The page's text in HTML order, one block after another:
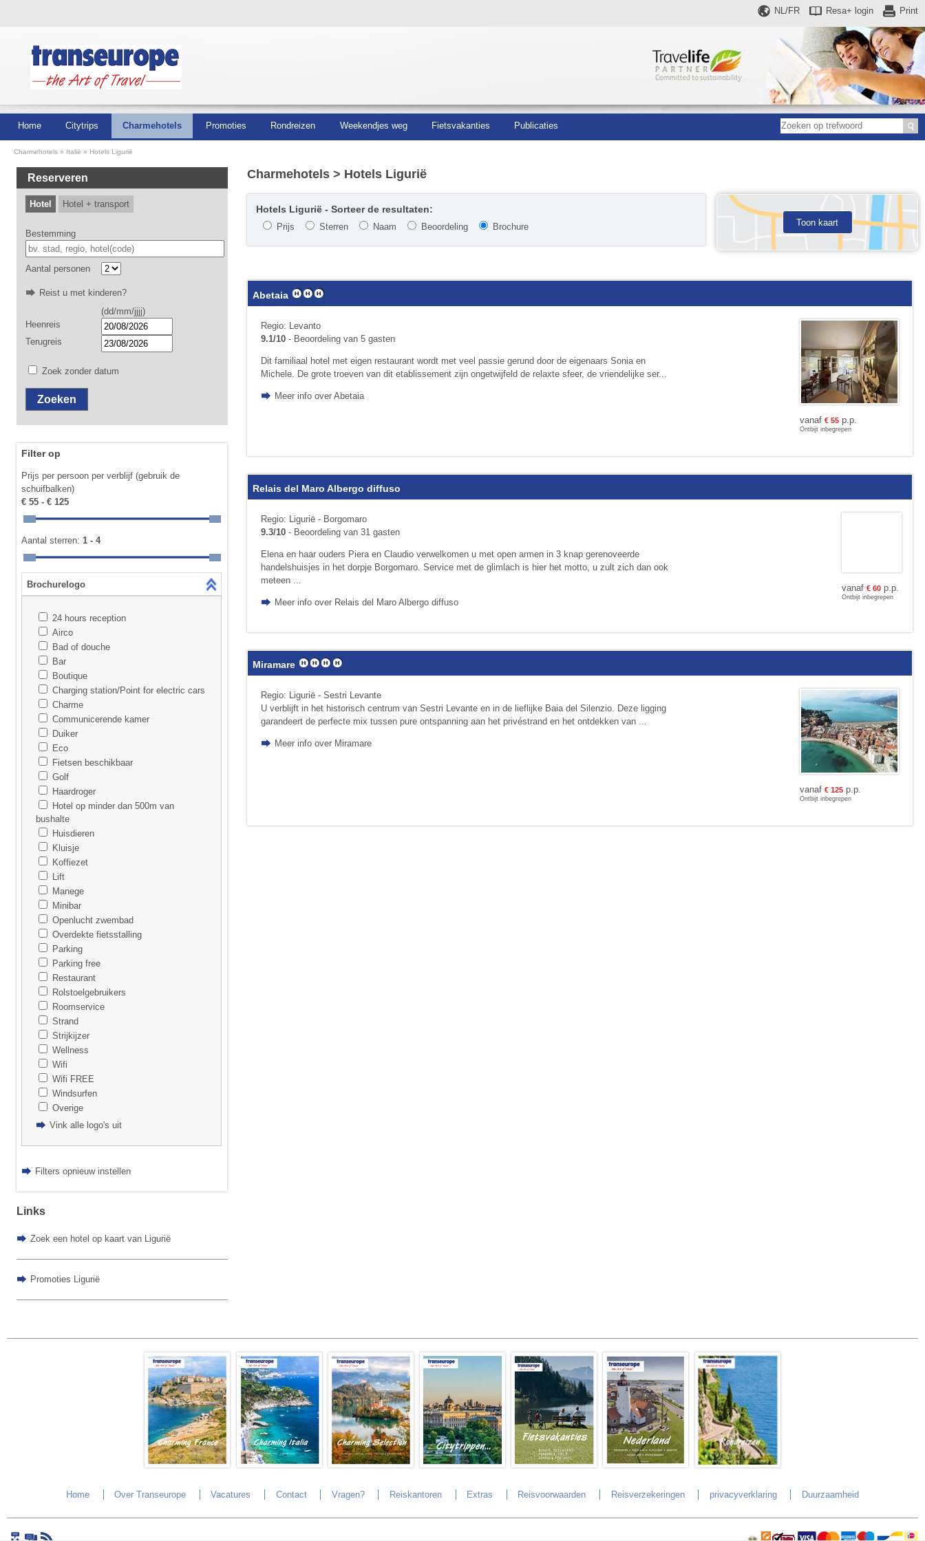
Print
Resa+ login
NL/FR
Home Citytrips Charmehotels Promoties Rondreizen Weekendjes weg Fietsvakanties Publicaties
Charmehotels Italië Hotels Ligurië
Reserveren
Hotel Hotel + transport
Bestemming
Aantal personen
Reist u met kinderen?
(dd/mm/jjjj)
Heenreis
Terugreis
Zoek zonder datum
Filter op
Prijs per persoon per verblijf (gebruik de
schuifbalken)
€ 55 - € 125
Aantal sterren:1 - 4
Brochurelogo
24 hours reception
Airco
Bad of douche
Bar
Boutique
Charging station/Point for electric cars
Charme
Communicerende kamer
Duiker
Eco
Fietsen beschikbaar
Golf
Haardroger
bushalte
Huisdieren
Kluisje
Koffiezet
Lift
Manege
Minibar
Openlucht zwembad
Overdekte fietsstalling
Parking
Parking free
Restaurant
Rolstoelgebruikers
Roomservice
Strand
Strijkijzer
Wellness
Wifi
Wifi FREE
Windsurfen
Overige
Vink alle logo's uit
Filters opnieuw instellen
Links
Zoek een hotel op kaart van Ligurië
Promoties Ligurië
Charmehotels> Hotels Ligurië
Hotels Ligurië - Sorteer de resultaten:
Prijs Sterren Naam Beoordeling Brochure Toon kaart
Abetaia
Regio: Levanto
9.1/10- Beoordeling van 5 gasten
Dit familiaal hotel met eigen restaurant wordt met veel passie gerund door de eigenaars Sonia en
Michele. De grote troeven van dit etablissement zijn ongetwijfeld de relaxte sfeer, de vriendelijke ser...
Meer info over Abetaia
vanaf € 55p.p.
Ontbijt inbegrepen
Relais del Maro Albergo diffuso
Regio: Ligurië - Borgomaro
9.3/10- Beoordeling van 31 gasten
Elena en haar ouders Piera en Claudio verwelkomen u met open armen in 3 knap gerenoveerde
handelshuisjes in het dorpje Borgomaro. Service met de glimlach is hier het motto, u zult zich dan ook
meteen ...
Meer info over Relais del Maro Albergo diffuso
vanaf € 60p.p.
Ontbijt inbegrepen
Miramare
Regio: Ligurië - Sestri Levante
U verblijft in het historisch centrum van Sestri Levante en in de lieflijke Baia del Silenzio. Deze ligging
garandeert de perfecte mix tussen pure ontspanning aan het privéstrand en het ontdekken van ...
Meer info over Miramare
vanaf € 125p.p.
Ontbijt inbegrepen
Home Over Transeurope Vacatures Contact Vragen? Reiskantoren Extras Reisvoorwaarden Reisverzekeringen privacyverklaring Duurzaamheid